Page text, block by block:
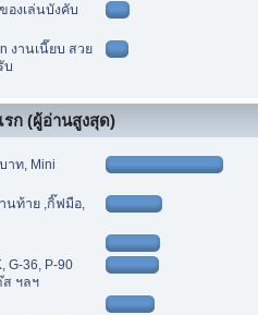
องเล่นบังคับ
งานเนี๊ยบ สวย
บ
ก (ผู้อ่านสูงสุด)
าท, Mini
นท้าย ,กิ๊ฟมือ,
G-36, P-90
ส ฯลฯ